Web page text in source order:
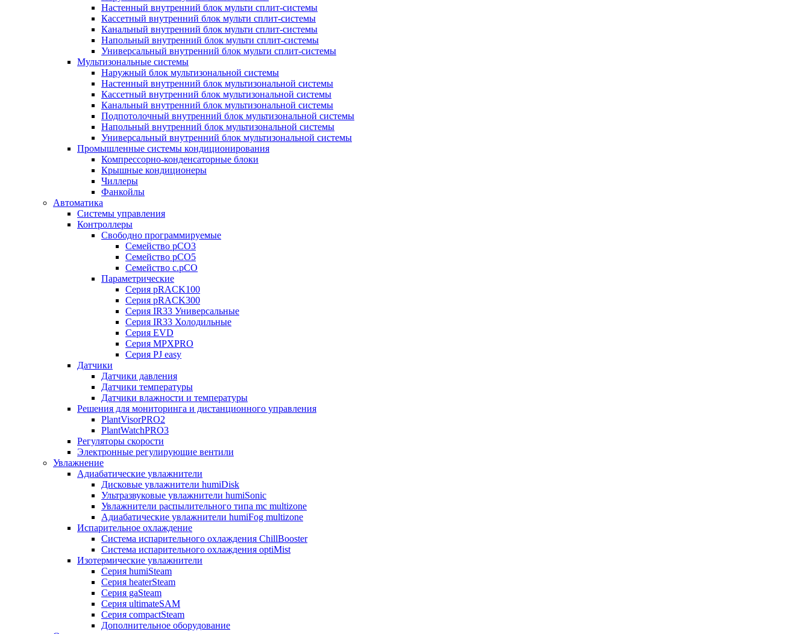
Настенный внутренний блок мульти сплит-системы
Кассетный внутренний блок мульти сплит-системы
Канальный внутренний блок мульти сплит-системы
Напольный внутренний блок мульти сплит-системы
Универсальный внутренний блок мульти сплит-системы
Мультизональные системы
Наружный блок мультизональной системы
Настенный внутренний блок мультизональной системы
Кассетный внутренний блок мультизональной системы
Канальный внутренний блок мультизональной системы
Подпотолочный внутренний блок мультизональной системы
Напольный внутренний блок мультизональной системы
Универсальный внутренний блок мультизональной системы
Промышленные системы кондиционирования
Компрессорно-конденсаторные блоки
Крышные кондиционеры
Чиллеры
Фанкойлы
Автоматика
Системы управления
Контроллеры
Свободно программируемые
Семейство pCO3
Семейство pCO5
Семейство c.pCO
Параметрические
Серия pRACK100
Серия pRACK300
Серия IR33 Универсальные
Серия IR33 Холодильные
Серия EVD
Серия MPXPRO
Серия PJ easy
Датчики
Датчики давления
Датчики температуры
Датчики влажности и температуры
Решения для мониторинга и дистанционного управления
PlantVisorPRO2
PlantWatchPRO3
Регуляторы скорости
Электронные регулирующие вентили
Увлажнение
Адиабатические увлажнители
Дисковые увлажнители humiDisk
Ультразвуковые увлажнители humiSonic
Увлажнители распылительного типа mc multizone
Адиабатические увлажнители humiFog multizone
Испарительное охлаждение
Система испарительного охлаждения ChillBooster
Система испарительного охлаждения optiMist
Изотермические увлажнители
Серия humiSteam
Серия heaterSteam
Серия gaSteam
Серия ultimateSAM
Серия compactSteam
Дополнительное оборудование